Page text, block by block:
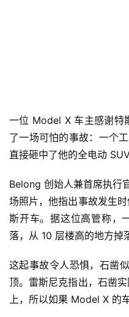
一位 Model X 车主感谢特
了一场可怕的事故：一个
直接砸中了他的全电动
Belong 创始人兼首席执行
场照片，他指出事故发生
斯开车。据这位高管称，
落，从 10 层楼高的地方掉
这起事故令人恐惧，石凿
顶。雷斯尼克指出，石凿
上，所以如果 Model X 的